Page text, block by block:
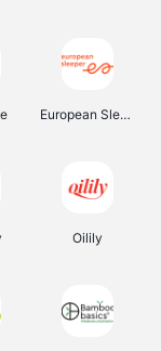
European Sleeper
Oilily